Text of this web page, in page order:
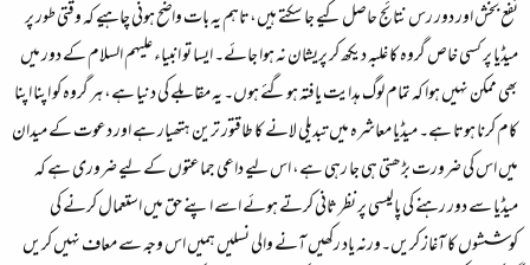
نفع بخش اور دور رس نتائج حاصل کیے جا سکتے ہیں،تاہم یہ بات واضح ہونی چاہیے کہ وقتی طور پر
میڈیا پر کسی خاص گروہ کا غلبہ دیکھ کر پریشان نہ ہوا جائے۔ ایسا تو انبیاء علیہم السلام کے دور میں
بھی ممکن نہیں ہوا کہ تمام لوگ ہدایت یافتہ ہوگئے ہوں۔ یہ مقابلے کی دنیا ہے، ہر گروہ کو اپنا اپنا
کام کرنا ہوتا ہے۔ میڈیا معاشرہ میں تبدیلی لانے کا طاقتور ترین ہتھیار ہے اور دعوت کے میدان
میں اس کی ضرورت بڑھتی ہی جا رہی ہے، اس لیے داعی جماعتوں کے لیے ضروری ہے کہ
میڈیا سے دور رہنے کی پالیسی پر نظر ثانی کرتے ہوئے اسے اپنے حق میں استعمال کرنے کی
کوششوں کا آغاز کریں۔ورنہ یاد رکھیں آنے والی نسلیں ہمیں اس وجہ سے معاف نہیں کریں